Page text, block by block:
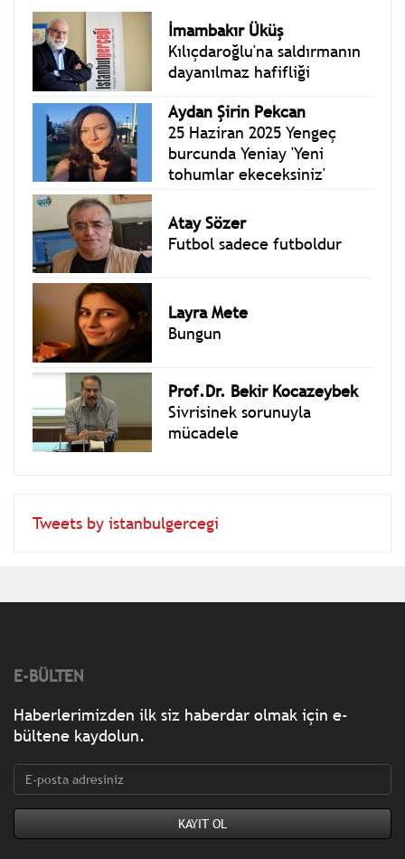
İmambakır Üküş
Kılıçdaroğlu'na saldırmanın
dayanılmaz hafifliği
Aydan Şirin Pekcan
25 Haziran 2025 Yengeç
burcunda Yeniay 'Yeni
tohumlar ekeceksiniz'
Atay Sözer
Futbol sadece futboldur
Layra Mete
Bungun
Prof.Dr. Bekir Kocazeybek
Sivrisinek sorunuyla
mücadele
Tweets by istanbulgercegi
E-BÜLTEN
Haberlerimizden ilk siz haberdar olmak için e-
bültene kaydolun.